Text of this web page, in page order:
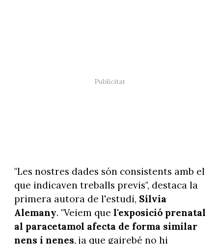
"Les nostres dades són consistents amb el
que indicaven treballs previs", destaca la
primera autora de l'estudi, Sílvia
Alemany. "Veiem que l'exposició prenatal
al paracetamol afecta de forma similar
nens i nenes, ja que gairebé no hi